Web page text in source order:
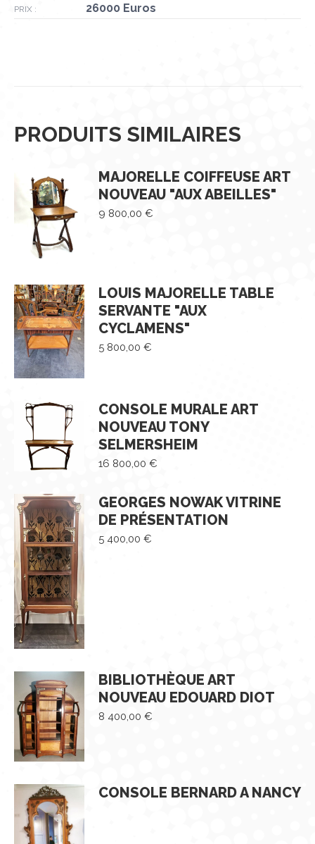
PRIX : 26000 Euros
PRODUITS SIMILAIRES
MAJORELLE COIFFEUSE ART
NOUVEAU "AUX ABEILLES"
9 800,00 €
LOUIS MAJORELLE TABLE
SERVANTE "AUX
CYCLAMENS"
5 800,00 €
CONSOLE MURALE ART
NOUVEAU TONY
SELMERSHEIM
16 800,00 €
GEORGES NOWAK VITRINE
DE PRÉSENTATION
5 400,00 €
BIBLIOTHÈQUE ART
NOUVEAU EDOUARD DIOT
8 400,00 €
CONSOLE BERNARD A NANCY